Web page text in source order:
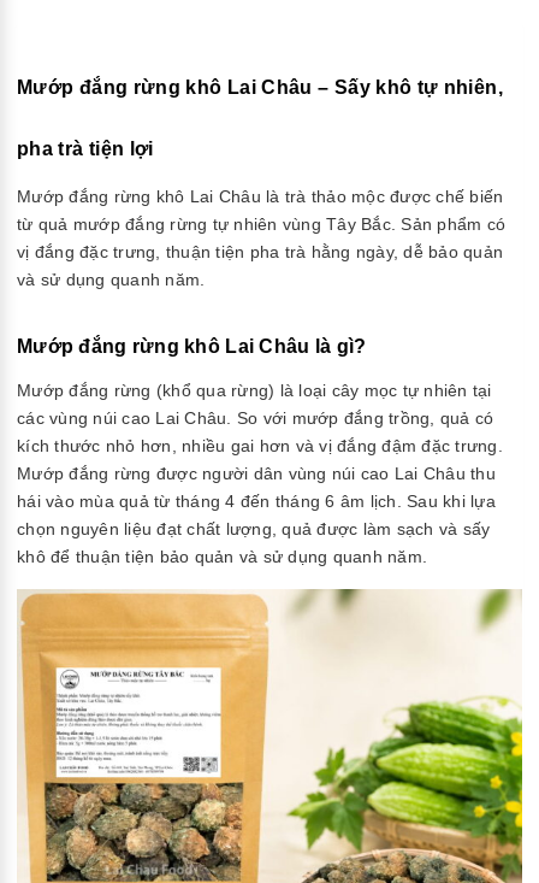
Mướp đắng rừng khô Lai Châu – Sấy khô tự nhiên,
pha trà tiện lợi
Mướp đắng rừng khô Lai Châu là trà thảo mộc được chế biến
từ quả mướp đắng rừng tự nhiên vùng Tây Bắc. Sản phẩm có
vị đắng đặc trưng, thuận tiện pha trà hằng ngày, dễ bảo quản
và sử dụng quanh năm.
Mướp đắng rừng khô Lai Châu là gì?
Mướp đắng rừng (khổ qua rừng) là loại cây mọc tự nhiên tại
các vùng núi cao Lai Châu. So với mướp đắng trồng, quả có
kích thước nhỏ hơn, nhiều gai hơn và vị đắng đậm đặc trưng.
Mướp đắng rừng được người dân vùng núi cao Lai Châu thu
hái vào mùa quả từ tháng 4 đến tháng 6 âm lịch. Sau khi lựa
chọn nguyên liệu đạt chất lượng, quả được làm sạch và sấy
khô để thuận tiện bảo quản và sử dụng quanh năm.